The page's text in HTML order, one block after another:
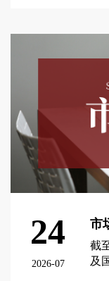
24
2026-07
市
截
及